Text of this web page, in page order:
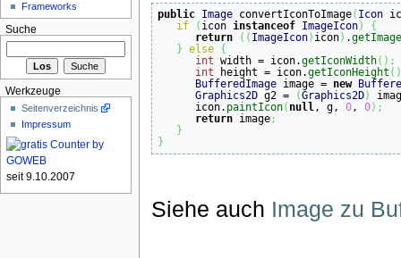
public Image convertIconToImage( Icon
if
( icon instanceof ImageIcon)
{
return
( ( ImageIcon) icon) .getImage
} else {
int width = icon.getIconWidth( ) ;
int height = icon.getIconHeight ( )
BufferedImage image = new
Graphics2D g2 = (Graphics2D)
      icon.
paintIcon( null, g, 0, 0) ;
return image;
}
}
Siehe auch Image zu
Frameworks
Suche
Werkzeuge
Seitenverzeichnis
Impressum
seit 9.10.2007